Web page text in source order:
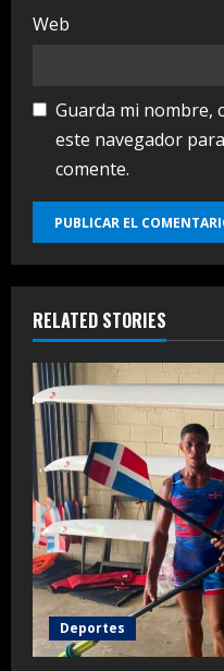
Web
Guarda mi nombre,
este navegador
comente.
RELATED STORIES
Deportes